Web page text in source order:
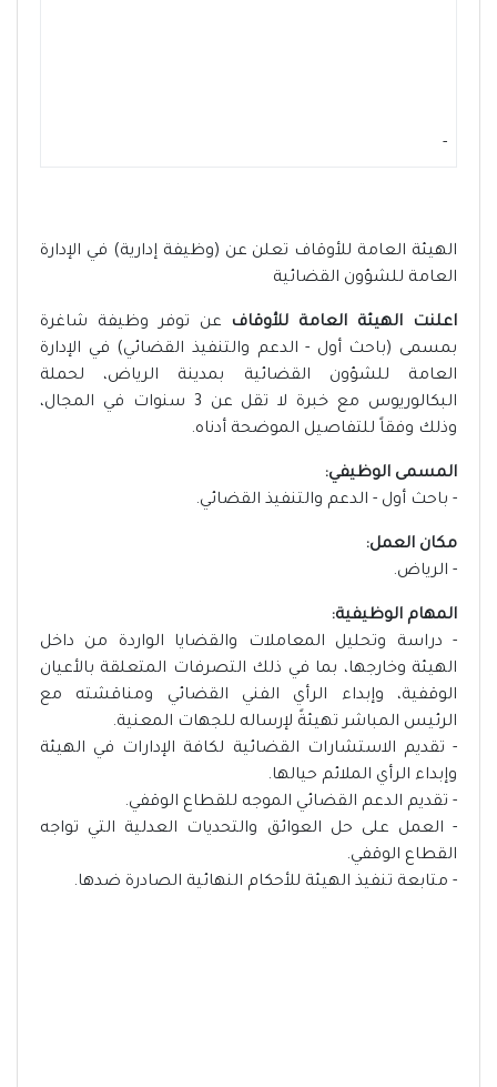
-
الهيئة العامة للأوقاف تعلن عن (وظيفة إدارية) في الإدارة
العامة للشؤون القضائية
اعلنت الهيئة العامة للأوقاف عن توفر وظيفة شاغرة
بمسمى (باحث أول - الدعم والتنفيذ القضائي) في الإدارة
العامة للشؤون القضائية بمدينة الرياض، لحملة
البكالوريوس مع خبرة لا تقل عن 3 سنوات في المجال،
وذلك وفقاً للتفاصيل الموضحة أدناه.
المسمى الوظيفي:
- باحث أول - الدعم والتنفيذ القضائي.
مكان العمل:
- الرياض.
المهام الوظيفية:
- دراسة وتحليل المعاملات والقضايا الواردة من داخل
الهيئة وخارجها، بما في ذلك التصرفات المتعلقة بالأعيان
الوقفية، وإبداء الرأي الفني القضائي ومناقشته مع
الرئيس المباشر تهيئةً لإرساله للجهات المعنية.
- تقديم الاستشارات القضائية لكافة الإدارات في الهيئة
وإبداء الرأي الملائم حيالها.
- تقديم الدعم القضائي الموجه للقطاع الوقفي.
- العمل على حل العوائق والتحديات العدلية التي تواجه
القطاع الوقفي.
- متابعة تنفيذ الهيئة للأحكام النهائية الصادرة ضدها.